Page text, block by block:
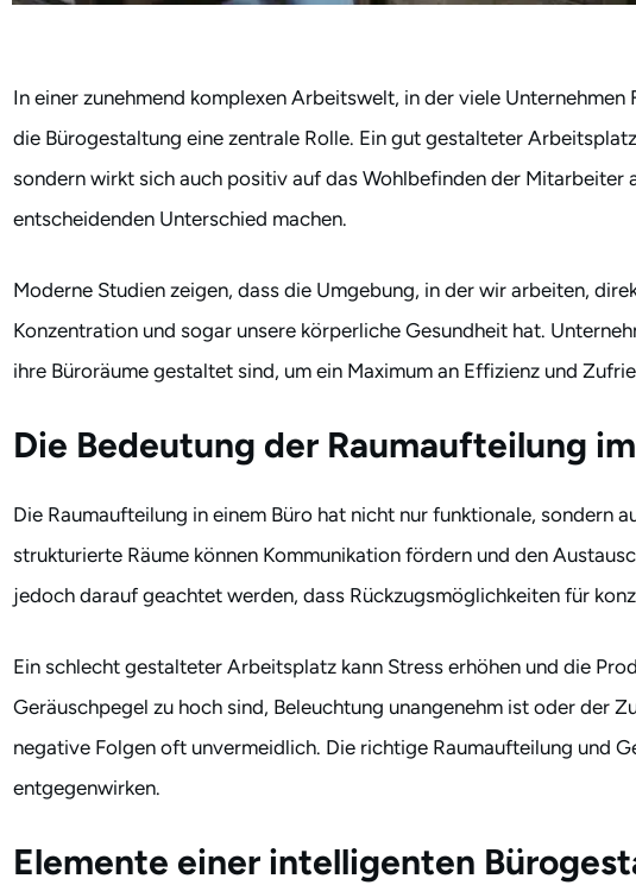
In einer zunehmend komplexen Arbeitswelt, in der viele
die Bürogestaltung eine zentrale Rolle. Ein gut gestalteter
sondern wirkt sich auch positiv auf das Wohlbefinden der Mitarbeiter
entscheidenden Unterschied machen.
Moderne Studien zeigen, dass die Umgebung, in der wir arbeiten,
Konzentration und sogar unsere körperliche Gesundheit hat.
ihre Büroräume gestaltet sind, um ein Maximum an Effizienz und
Die Bedeutung der Raumaufteilung
Die Raumaufteilung in einem Büro hat nicht nur funktionale, sondern
strukturierte Räume können Kommunikation fördern und den
jedoch darauf geachtet werden, dass Rückzugsmöglichkeiten für
Ein schlecht gestalteter Arbeitsplatz kann Stress erhöhen und die
Geräuschpegel zu hoch sind, Beleuchtung unangenehm ist oder der
negative Folgen oft unvermeidlich. Die richtige Raumaufteilung und
entgegenwirken.
Elemente einer intelligenten